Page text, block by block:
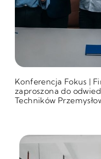
Konferencja Fokus |
zaproszona do
Techników